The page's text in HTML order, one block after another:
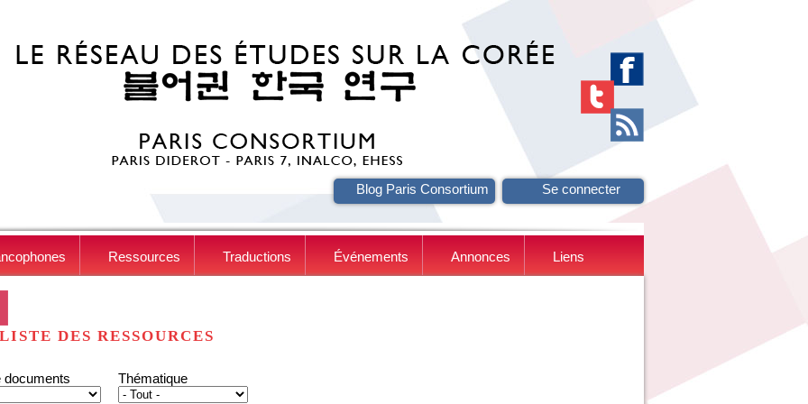
Blog Paris Consortium Se connecter
Ressources Traductions Événements Annonces Liens
LISTE DES RESSOURCES
documents Thématique